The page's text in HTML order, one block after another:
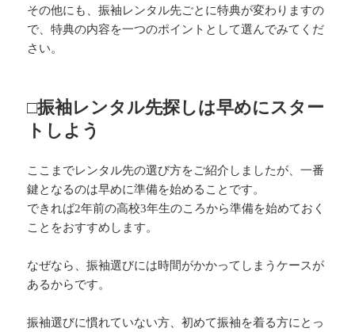
その他にも、振袖レンタル先ごとに特典が変わりますの
で、特典の内容を一つのポイントとして選んでみてくだ
さい。
□振袖レンタル先探しは早めにスター
トしよう
ここまでレンタル先の選び方をご紹介しましたが、一番
鍵となるのは早めに準備を始めることです。
できれば2年前の高校3年生のころから準備を始めておく
ことをおすすめします。
なぜなら、振袖選びには時間がかかってしまうケースが
あるからです。
振袖選びに慣れていない方、初めて振袖を着る方にとっ